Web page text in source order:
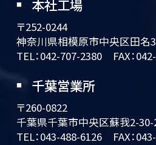
本社工場
〒252-0244
神奈川県相模原市中央区田名
TEL：042-707-2380 FAX：
千葉営業所
〒260-0822
千葉県千葉市中央区蘇我2-30-
TEL：043-488-6126 FAX：